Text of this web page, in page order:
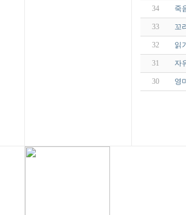
34 죽
33 꼬
32 읽
31 자
30 영